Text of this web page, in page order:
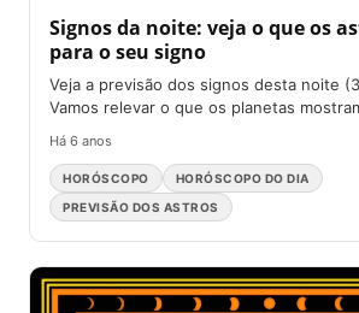
Signos da noite: veja o que os
para o seu signo
Veja a previsão dos signos desta noite
Vamos relevar o que os planetas
Há 6 anos
HORÓSCOPO
HORÓSCOPO DO DIA
PREVISÃO DOS ASTROS